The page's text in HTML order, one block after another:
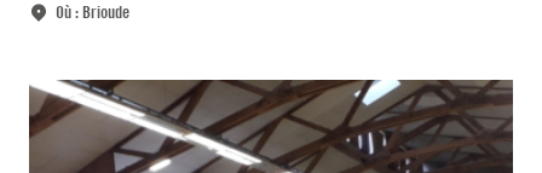
Où :Brioude